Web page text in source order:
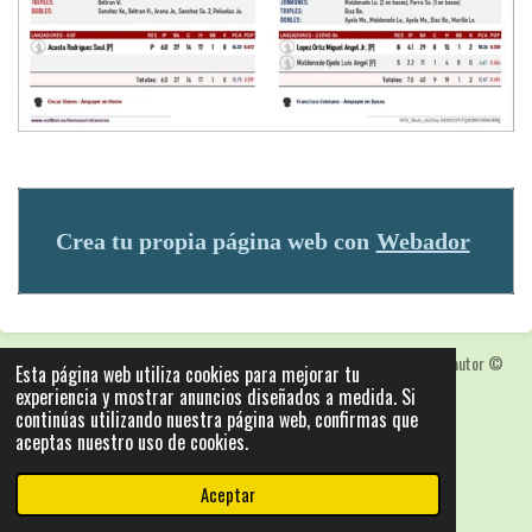
Esta página web utiliza cookies para mejorar tu
experiencia y mostrar anuncios diseñados a medida. Si
continúas utilizando nuestra página web, confirmas que
aceptas nuestro uso de cookies.
Aceptar
Crea tu propia página web con Webador
Las fotografias y logotipos pueden estar protegidas con derechos de autor©
2025: Statics - by ISCRLopez APP_Stats_v5.103
Con la tecnología deWebador